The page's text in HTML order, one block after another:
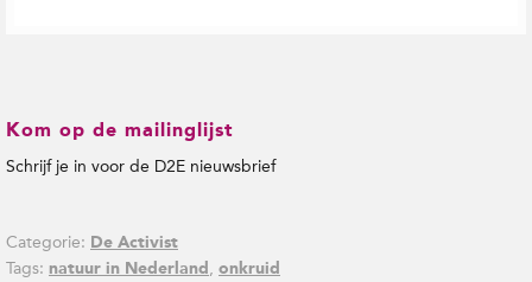
Kom op de mailinglijst
Schrijf je in voor de D2E nieuwsbrief
Categorie: De Activist
Tags: natuur in Nederland , onkruid